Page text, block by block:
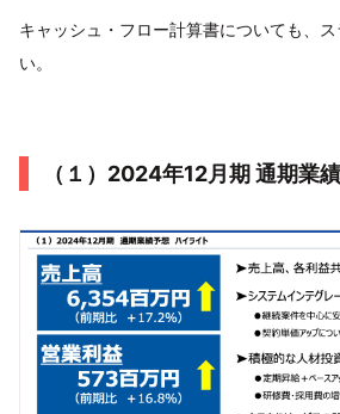
キャッシュ・フロー計算書についても、
い。
（１）2024年12月期 通期業